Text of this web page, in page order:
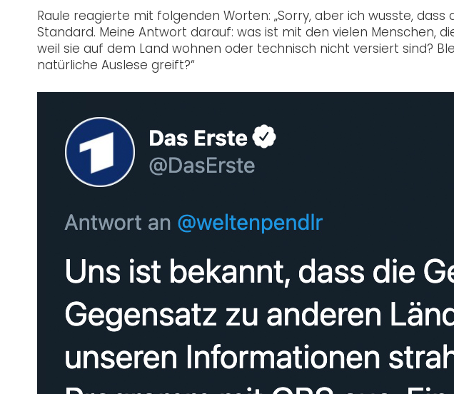
Raule reagierte mit folgenden Worten: „Sorry, aber ich wusste,
Standard. Meine Antwort darauf: was ist mit den vielen Menschen,
weil sie auf dem Land wohnen oder technisch nicht versiert sind?
natürliche Auslese greift?“